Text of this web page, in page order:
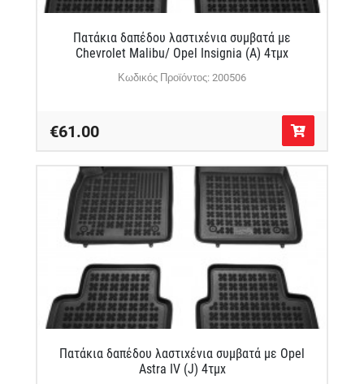
Πατάκια δαπέδου λαστιχένια συμβατά με
Chevrolet Malibu/ Opel Insignia (A) 4τμχ
Κωδικός Προϊόντος: 200506
€61.00
Πατάκια δαπέδου λαστιχένια συμβατά με Opel
Astra IV (J) 4τμχ